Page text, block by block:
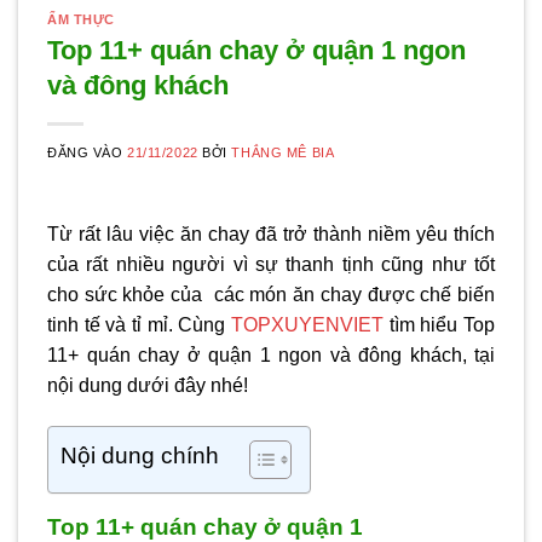
ẨM THỰC
Top 11+ quán chay ở quận 1 ngon
và đông khách
ĐĂNG VÀO21/11/2022 BỞITHẮNG MÊ BIA
Từ rất lâu việc ăn chay đã trở thành niềm yêu thích
của rất nhiều người vì sự thanh tịnh cũng như tốt
cho sức khỏe của các món ăn chay được chế biến
tinh tế và tỉ mỉ. Cùng TOPXUYENVIET tìm hiểu Top
11+ quán chay ở quận 1 ngon và đông khách, tại
nội dung dưới đây nhé!
Nội dung chính
Top 11+ quán chay ở quận 1